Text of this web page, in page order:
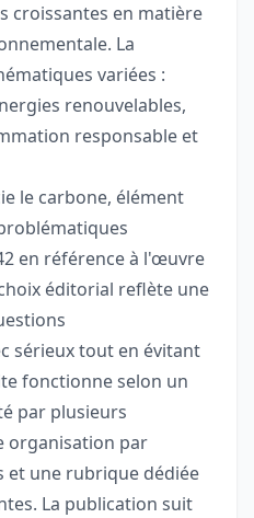
croissantes en matière
La
variées :
renouvelables,
responsable et
le carbone, élément
en référence à l'œuvre
éditorial reflète une
sérieux tout en évitant
fonctionne selon un
par plusieurs
organisation par
et une rubrique dédiée
La publication suit